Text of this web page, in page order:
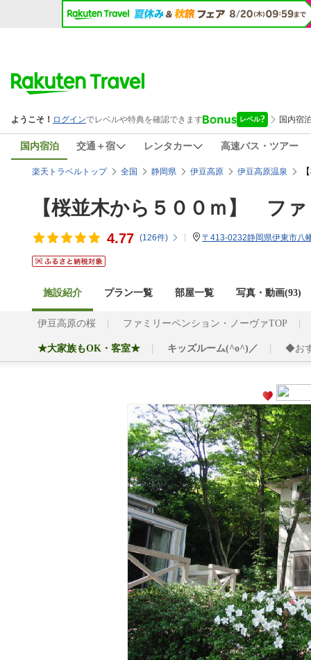
国内宿泊 交通＋宿 レンタカー 高速バス・ツアー
楽天トラベルトップ 全国 静岡県 伊豆高原 伊豆高原温泉
【桜並木から５００ｍ】 フ
4.77 (126件) 〒413-0232静岡県伊東市八
施設紹介 プラン一覧 部屋一覧 写真・動画(93)
伊豆高原の桜 ファミリーペンション・ノーヴァTOP
★大家族もOK・客室★ キッズルーム(^o^)／ ◆お